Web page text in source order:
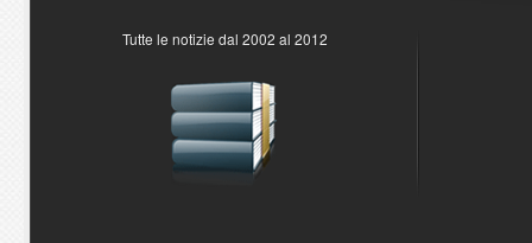
Tutte le notizie dal 2002 al 2012